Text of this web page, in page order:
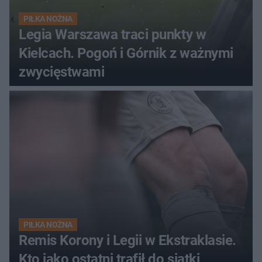
PIŁKA NOŻNA
Legia Warszawa traci punkty w
Kielcach. Pogoń i Górnik z ważnymi
zwycięstwami
PIŁKA NOŻNA
Remis Korony i Legii w Ekstraklasie.